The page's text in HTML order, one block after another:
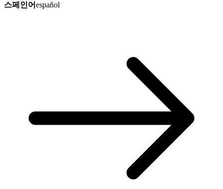
스페인어español